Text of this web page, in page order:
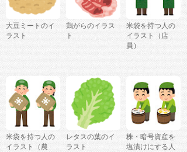
大豆ミートのイ
ラスト
鶏がらのイラス
ト
米袋を持つ人の
イラスト（店
員）
米袋を持つ人の
イラスト（農
レタスの葉のイ
ラスト
株・暗号資産を
塩漬けにする人